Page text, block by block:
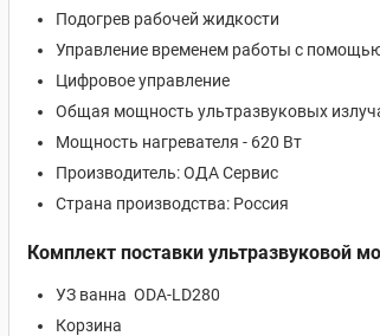
Подогрев рабочей жидкости
Управление временем работы с
Цифровое управление
Общая мощность ультразвуковых
Мощность нагревателя - 620 Вт
Производитель: ОДА Сервис
Страна производства: Россия
Комплект поставки ультразвуковой
УЗ ванна ODA-LD280
Корзина